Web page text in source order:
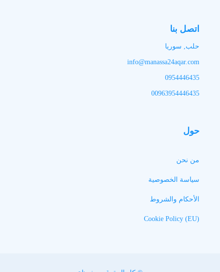
اتصل بنا
حلب, سوريا
info@manassa24aqar.com
0954446435
00963954446435
حول
من نحن
سياسة الخصوصية
الأحكام والشروط
Cookie Policy (EU)